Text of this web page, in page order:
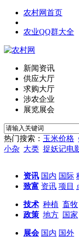
农村网首页
农业QQ群大全
新闻资讯
供应大厅
求购大厅
涉农企业
展览展会
热门搜索： 玉米价格
小杂 大类 捉妖记电
资讯 国内 国际
致富 资讯 项目
技术 种植 畜牧
政策 地方 国家
展会 国内 国外